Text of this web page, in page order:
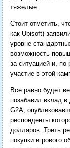
тяжелые.
Стоит отметить,
как Ubisoft)
уровне
возможность
за ситуацией и, по
участие в этой
Все равно будет
позабавил вклад в
G2A,
респонденты
долларов. Треть
покупки игрового